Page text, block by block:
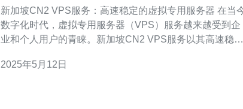
新加坡CN2 VPS服务：高速稳定的虚拟专用服务器 在当今
数字化时代，虚拟专用服务器（VPS）服务越来越受到企
业和个人用户的青睐。新加坡CN2 VPS服务以其高速稳定
络连接。 新加坡CN2 VPS服务采用最新的硬件设备和先进
2025年5月12日